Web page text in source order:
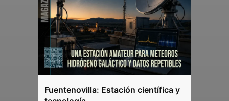
Fuentenovilla: Estación científica y